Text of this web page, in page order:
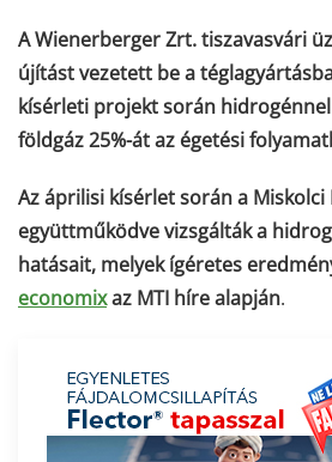
A Wienerberger Zrt. tiszavasvári
újítást vezetett be a
kísérleti projekt során
földgáz 25%-át az égetési
Az áprilisi kísérlet során a Miskolci
együttműködve vizsgálták a
hatásait, melyek ígéretes
economixaz MTI híre alapján.